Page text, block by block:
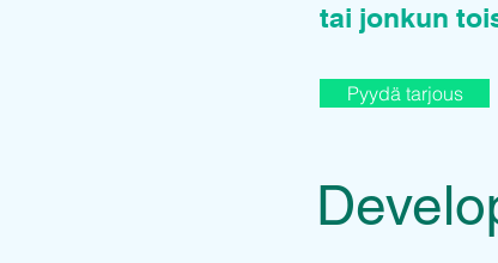
tai jonkun
Pyydä tarjous